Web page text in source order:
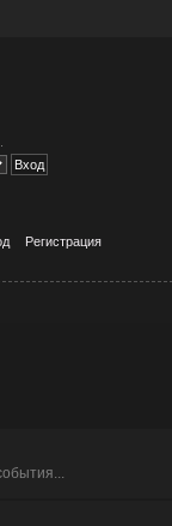
Регистрация